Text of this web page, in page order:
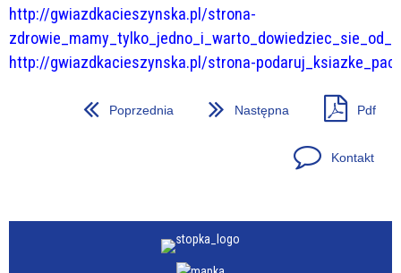
http://gwiazdkacieszynska.pl/strona-
http://gwiazdkacieszynska.pl/strona-
Poprzednia Następna Pdf
Kontakt